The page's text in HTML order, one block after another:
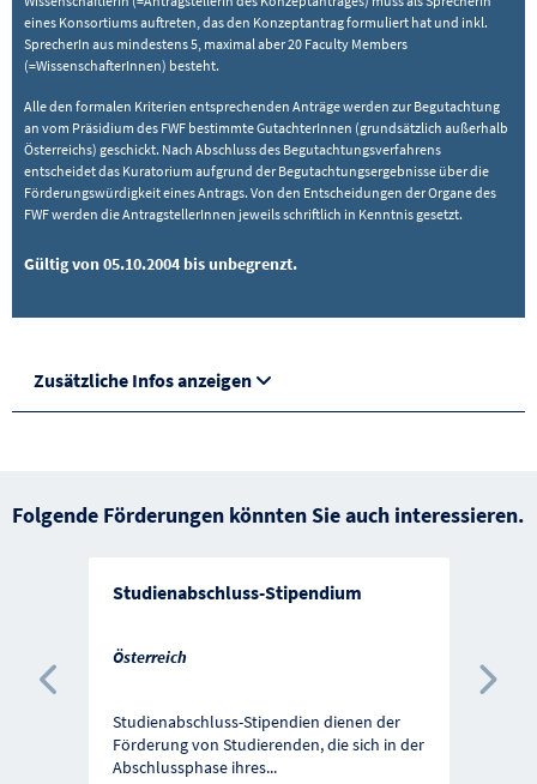
eines Konsortiums auftreten, das den Konzeptantrag formuliert hat und inkl.
SprecherIn aus mindestens 5, maximal aber 20 Faculty Members
(=WissenschafterInnen) besteht.
Alle den formalen Kriterien entsprechenden Anträge werden zur Begutachtung
an vom Präsidium des FWF bestimmte GutachterInnen (grundsätzlich außerhalb
Österreichs) geschickt. Nach Abschluss des Begutachtungsverfahrens
entscheidet das Kuratorium aufgrund der Begutachtungsergebnisse über die
Förderungswürdigkeit eines Antrags. Von den Entscheidungen der Organe des
FWF werden die AntragstellerInnen jeweils schriftlich in Kenntnis gesetzt.
Gültig von 05.10.2004 bis unbegrenzt.
Zusätzliche Infos anzeigen
Folgende Förderungen könnten Sie auch interessieren.
Studienabschluss-Stipendium
Österreich
Studienabschluss-Stipendien dienen der
Förderung von Studierenden, die sich in der
Abschlussphase ihres...
Vorherige Förderung